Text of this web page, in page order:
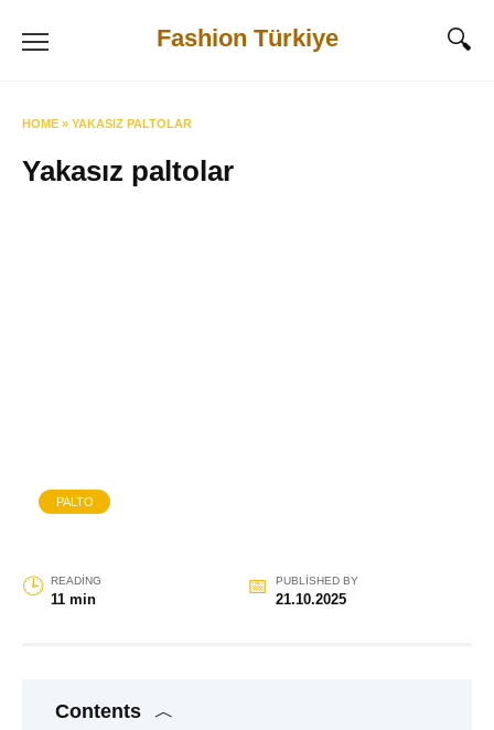
Fashion Türkiye
HOME » YAKASIZ PALTOLAR
Yakasız paltolar
PALTO
READING
11 min
PUBLISHED BY
21.10.2025
Contents